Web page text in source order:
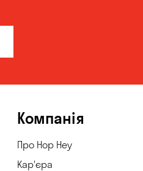
Компанія
Про Hop Hey
Кар'єра